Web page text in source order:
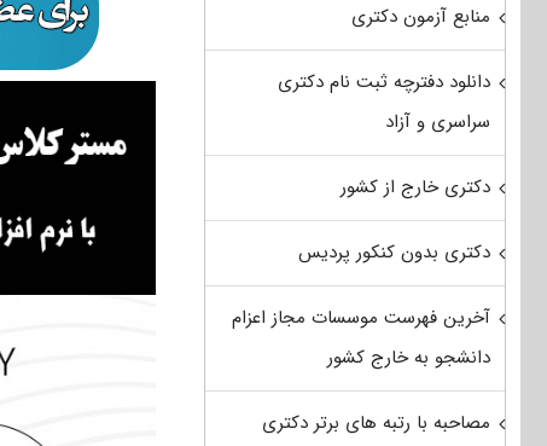
منابع آزمون دکتری
دانلود دفترچه ثبت نام دکتری
سراسری و آزاد
دکتری خارج از کشور
دکتری بدون کنکور پردیس
آخرین فهرست موسسات مجاز اعزام
دانشجو به خارج کشور
مصاحبه با رتبه های برتر دکتری